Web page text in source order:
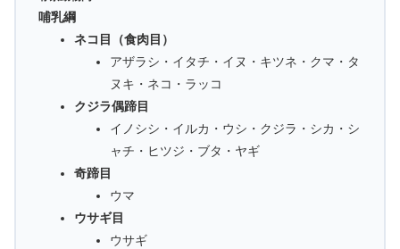
哺乳綱
ネコ目（食肉目）
アザラシ・イタチ・イヌ・キツネ・クマ・タ
ヌキ・ネコ・ラッコ
クジラ偶蹄目
イノシシ・イルカ・ウシ・クジラ・シカ・シ
ャチ・ヒツジ・ブタ・ヤギ
奇蹄目
ウマ
ウサギ目
ウサギ